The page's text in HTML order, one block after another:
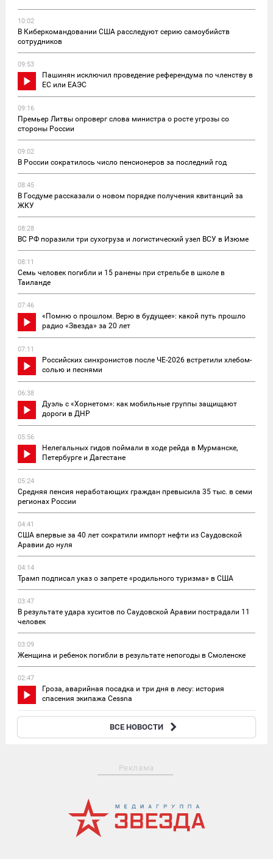
10:02
В Киберкомандовании США расследуют серию самоубийств
сотрудников
09:53
Пашинян исключил проведение референдума по членству в
ЕС или ЕАЭС
09:16
Премьер Литвы опроверг слова министра о росте угрозы со
стороны России
09:02
В России сократилось число пенсионеров за последний год
08:45
В Госдуме рассказали о новом порядке получения квитанций за
ЖКУ
08:28
ВС РФ поразили три сухогруза и логистический узел ВСУ в Изюме
08:11
Семь человек погибли и 15 ранены при стрельбе в школе в
Таиланде
07:46
«Помню о прошлом. Верю в будущее»: какой путь прошло
радио «Звезда» за 20 лет
07:11
Российских синхронистов после ЧЕ-2026 встретили хлебом-
солью и песнями
06:38
Дуэль с «Хорнетом»: как мобильные группы защищают
дороги в ДНР
05:56
Нелегальных гидов поймали в ходе рейда в Мурманске,
Петербурге и Дагестане
05:24
Средняя пенсия неработающих граждан превысила 35 тыс. в семи
регионах России
04:41
США впервые за 40 лет сократили импорт нефти из Саудовской
Аравии до нуля
04:14
Трамп подписал указ о запрете «родильного туризма» в США
03:47
В результате удара хуситов по Саудовской Аравии пострадали 11
человек
03:09
Женщина и ребенок погибли в результате непогоды в Смоленске
02:47
Гроза, аварийная посадка и три дня в лесу: история
спасения экипажа Cessna
Трамп: США сами нуждаются в ракетах, запрошенных Киевом
ВСЕ НОВОСТИ
Реклама